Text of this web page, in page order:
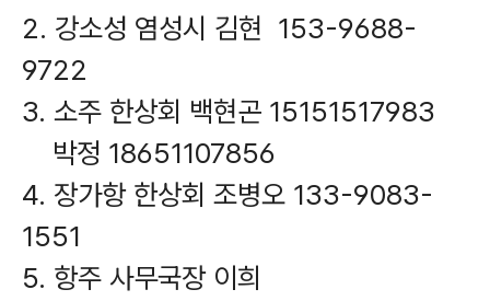
2. 강소성 염성시 김현 153-9688-
9722
3. 소주 한상회 백현곤 15151517983
박정 18651107856
4. 장가항 한상회 조병오 133-9083-
1551
5. 항주 사무국장 이희